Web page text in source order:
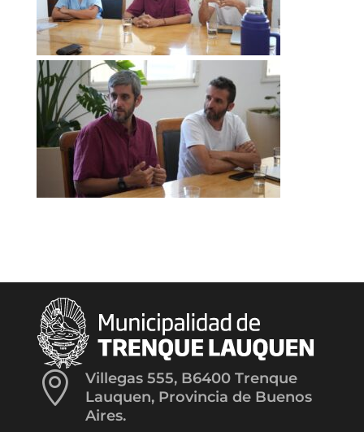

Villegas 555, B6400 Trenque
Lauquen, Provincia de Buenos
Aires.